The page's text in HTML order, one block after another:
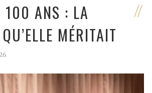
100 ANS : LA
MÉRITAIT